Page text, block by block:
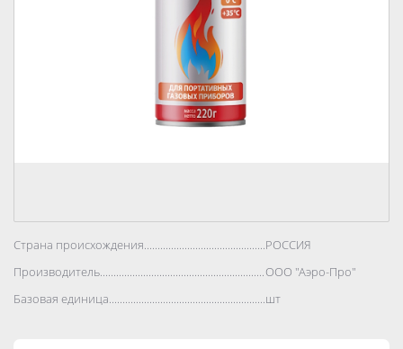
Страна происхождения..................................................................................
РОССИЯ
Производитель..................................................................................
ООО "Аэро-Про"
Базовая единица..................................................................................
шт